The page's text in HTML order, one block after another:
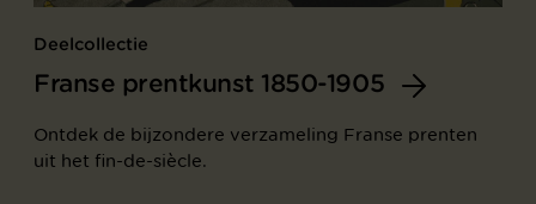
Deelcollectie
Franse prentkunst 1850-1905
Ontdek de bijzondere verzameling Franse prenten
uit het fin-de-siècle.